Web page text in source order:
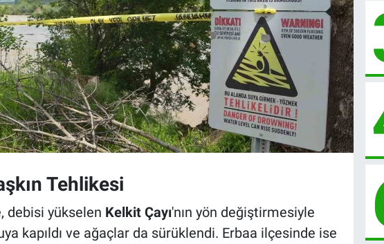
Tehlikesi
debisi yükselen Kelkit Çayı'nın yön değiştirmesiyle
kapıldı ve ağaçlar da sürüklendi. Erbaa ilçesinde ise